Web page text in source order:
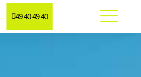
49 40 49 40